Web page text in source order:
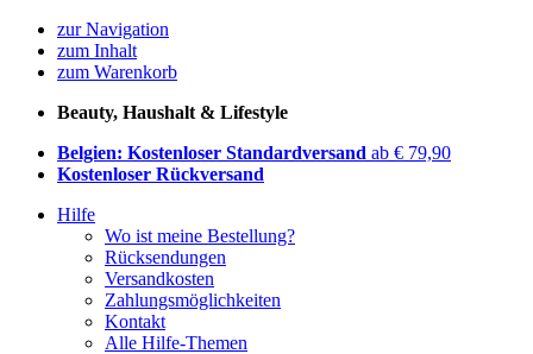
zur Navigation
zum Inhalt
zum Warenkorb
Beauty, Haushalt & Lifestyle
Belgien: Kostenloser Standardversand ab € 79,90
Kostenloser Rückversand
Hilfe
Wo ist meine Bestellung?
Rücksendungen
Versandkosten
Zahlungsmöglichkeiten
Kontakt
Alle Hilfe-Themen